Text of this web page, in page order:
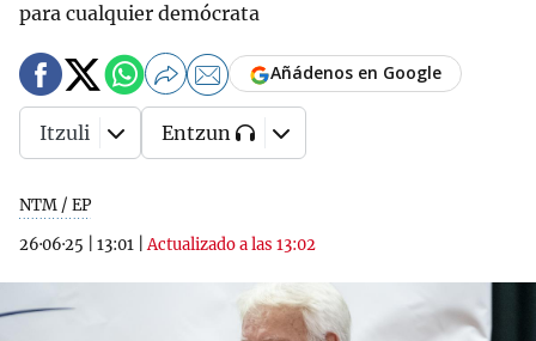
para cualquier demócrata
NTM / EP
26·06·25
13:01 |Actualizado a las 13:02
Añádenos en Google
Itzuli Entzun